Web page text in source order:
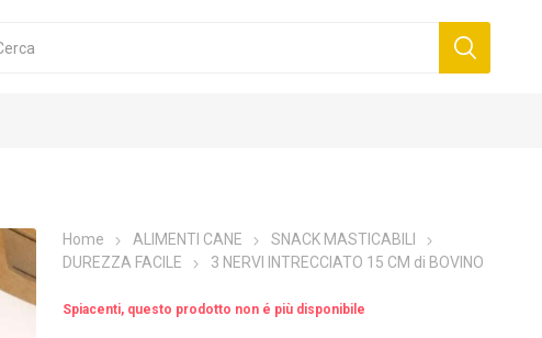
Home ALIMENTI CANE
SNACK MASTICABILI
DUREZZA FACILE
3 NERVI INTRECCIATO 15 CM di BOVINO
Spiacenti, questo prodotto non é più disponibile